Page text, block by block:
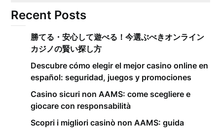
Recent Posts
勝てる・安心して遊べる！今選ぶべきオンライン
カジノの賢い探し方
Descubre cómo elegir el mejor casino online en
español: seguridad, juegos y promociones
Casino sicuri non AAMS: come scegliere e
giocare con responsabilità
Scopri i migliori casinò non AAMS: guida